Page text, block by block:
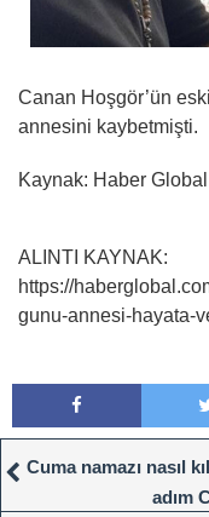
Canan Hoşgör’ün
annesini kaybetmişti.
Kaynak: Haber Global
ALINTI KAYNAK:
https://
gunu-annesi-hayata-
Cuma namazı nasıl
adım